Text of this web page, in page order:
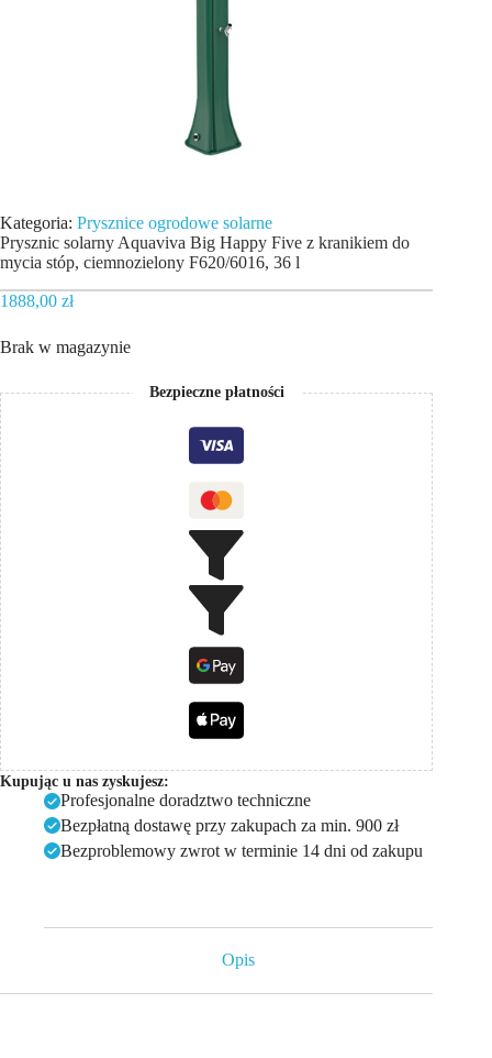
Kategoria: Prysznice ogrodowe solarne
Prysznic solarny Aquaviva Big Happy Five z kranikiem do
mycia stóp, ciemnozielony F620/6016, 36 l
1888,00 zł
Brak w magazynie
Bezpieczne płatności
Kupując u nas zyskujesz:
Profesjonalne doradztwo techniczne
Bezpłatną dostawę przy zakupach za min. 900 zł
Bezproblemowy zwrot w terminie 14 dni od zakupu
Opis